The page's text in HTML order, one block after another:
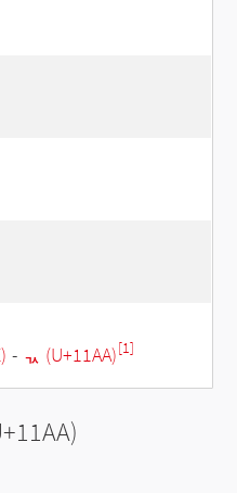
- ᆪ (U+11AA)[1]